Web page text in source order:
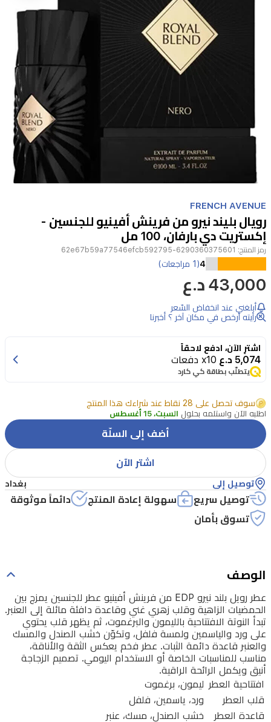
1
1
FRENCH AVENUE
رويال بليند نيرو من فرينش أفينيو للجنسين -
إكستريت دي بارفان، 100 مل
رمز المنتج: 6290360375601-62e67b59a77546efcb592795
رويل
بلند
نيرو
من
فرينش
عطر
للجنسين
يمزج
بين
الحمضيات
الزاهية
وقلب
زهري
دافئة
مائلة
إلى
العنبر.
تبدأ
النوتة
الافتتاحية
بالليمون
4(1 مراجعات)
43,000 د.ع
أبلغني عند انخفاض السّعر
رأيته أرخص في مكان آخر ؟ أخبرنا
اشترِ الآن، ادفع لاحقاً
5,074 د.ع x10 دفعات
يتطلّب بطاقة كي كارد
سوف تحصل على 28 نقاط عند شراءك هذا المنتج
اطلبه الآن واستلمه بحلول السبت، 15 أغسطس
أضف إلى السلّة
اشتر الآن
توصيل إلى بغداد
توصيل سريع سهولة إعادة المنتج
دائماً موثوقة
تسوق بأمان
الوصف
عطر رويل بلند نيرو EDP من فرينش أفينيو عطر للجنسين يمزج بين
الحمضيات الزاهية وقلب زهري غني وقاعدة دافئة مائلة إلى العنبر.
تبدأ النوتة الافتتاحية بالليمون والبرغموت، ثم يظهر قلب يحتوي
على ورد والياسمين ولمسة فلفل، وتكوّن خشب الصندل والمسك
والعنبر قاعدة دائمة الثبات. عطر فخم يعكس الثقة والأناقة،
مناسب للمناسبات الخاصة أو الاستخدام اليومي. تصميم الزجاجة
أنيق ويكمل الرائحة الراقية.
افتتاحية العطر ليمون، برغموت
قلب العطر
ورد، ياسمين، فلفل
قاعدة العطر
خشب الصندل، مسك، عنبر